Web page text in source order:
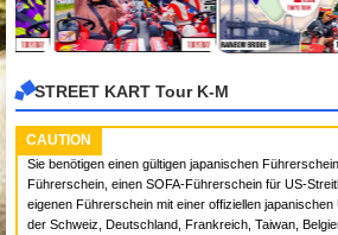
STREET KART Tour K-M
CAUTION
Sie benötigen einen gültigen japanischen
Führerschein, einen SOFA-Führerschein für US-
eigenen Führerschein mit einer offiziellen
der Schweiz, Deutschland, Frankreich, Taiwan,